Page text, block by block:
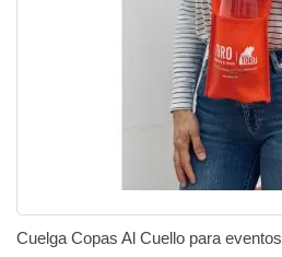
Cuelga Copas Al Cuello para eventos